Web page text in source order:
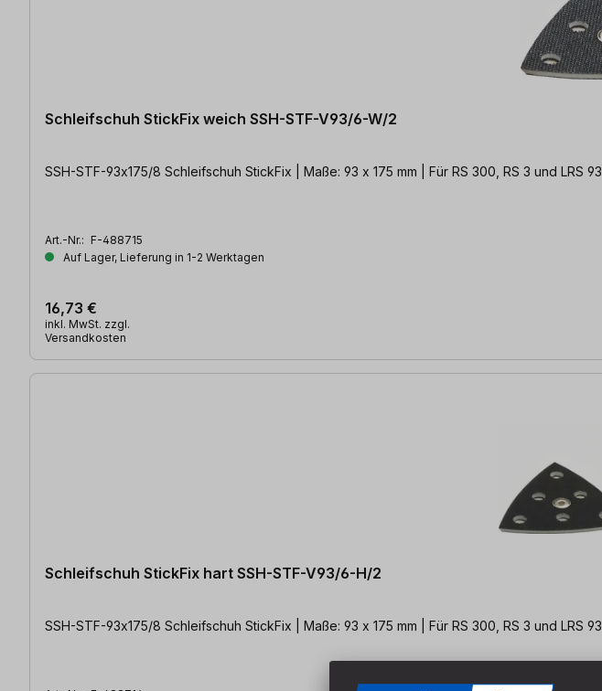
Schleifschuh StickFix weich SSH-STF-V93/6-W/2
SSH-STF-93x175/8 Schleifschuh StickFix | Maße: 93 x 175 mm | Für RS 300, RS 3 und LRS 93
Art.-Nr.: F-488715
Auf Lager, Lieferung in 1-2 Werktagen
16,73 €
inkl. MwSt. zzgl.
Versandkosten
Schleifschuh StickFix hart SSH-STF-V93/6-H/2
SSH-STF-93x175/8 Schleifschuh StickFix | Maße: 93 x 175 mm | Für RS 300, RS 3 und LRS 93